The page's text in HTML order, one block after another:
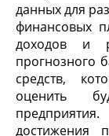
данных для
финансовых
доходов и
прогнозного
средств,
оценить
достижения